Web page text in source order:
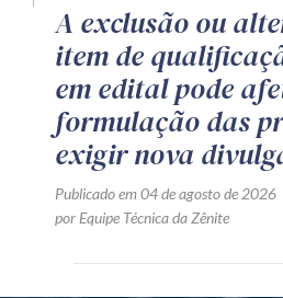
A exclusão ou
item de
em edital pode
formulação das
exigir nova
Publicado em 04 de agosto de 2026
por Equipe Técnica da Zênite